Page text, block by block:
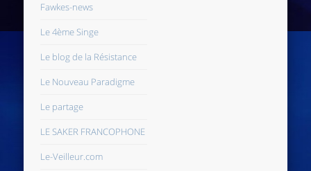
Fawkes-news
Le 4ème Singe
Le blog de la Résistance
Le Nouveau Paradigme
Le partage
LE SAKER FRANCOPHONE
Le-Veilleur.com